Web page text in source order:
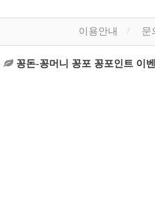
이용안내 문
꽁돈-꽁머니 꽁포 꽁포인트 이